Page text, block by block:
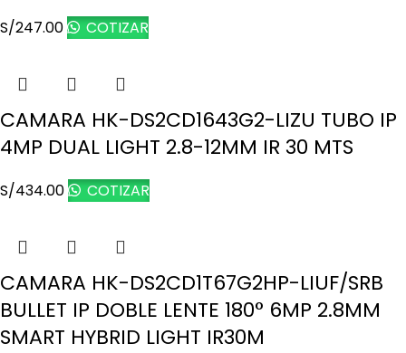
S/247.00 COTIZAR
CAMARA HK-DS2CD1643G2-LIZU TUBO IP
4MP DUAL LIGHT 2.8-12MM IR 30 MTS
S/434.00 COTIZAR
CAMARA HK-DS2CD1T67G2HP-LIUF/SRB
BULLET IP DOBLE LENTE 180° 6MP 2.8MM
SMART HYBRID LIGHT IR30M